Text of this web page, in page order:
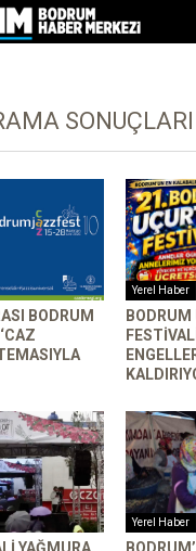
BODRUM
Yerel Haber
Yerel Haber